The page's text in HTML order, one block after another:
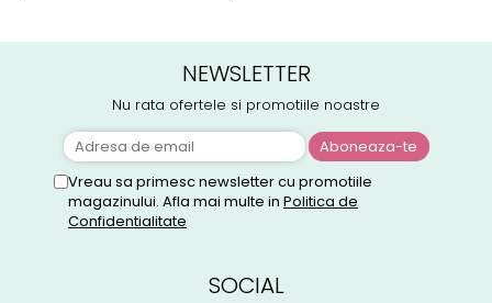
NEWSLETTER
Nu rata ofertele si promotiile noastre
Vreau sa primesc newsletter cu promotiile
magazinului. Afla mai multe in Politica de
Confidentialitate
SOCIAL